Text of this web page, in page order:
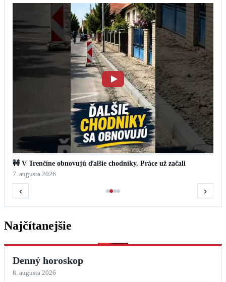
🚧 V Trenčíne obnovujú ďalšie chodníky. Práce už začali
7. augusta 2026
‹ ›
Najčítanejšie
Denný horoskop
8. augusta 2026